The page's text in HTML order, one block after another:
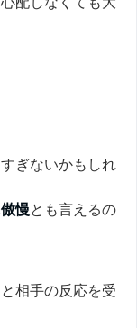
ぎないかもしれ
慢とも言えるの
相手の反応を受